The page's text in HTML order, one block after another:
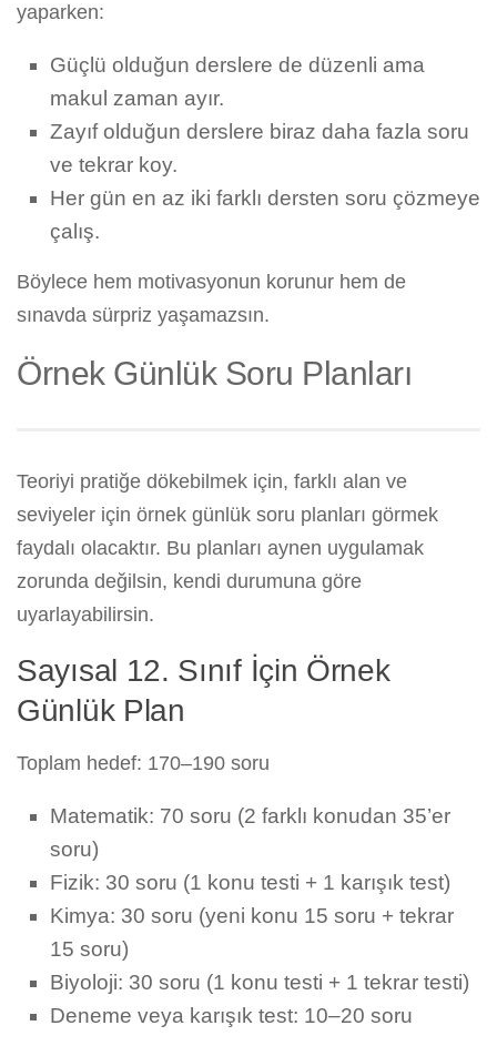
yaparken:
Güçlü olduğun derslere de düzenli ama
makul zaman ayır.
Zayıf olduğun derslere biraz daha fazla soru
ve tekrar koy.
Her gün en az iki farklı dersten soru çözmeye
çalış.
Böylece hem motivasyonun korunur hem de
sınavda sürpriz yaşamazsın.
Örnek Günlük Soru Planları
Teoriyi pratiğe dökebilmek için, farklı alan ve
seviyeler için örnek günlük soru planları görmek
faydalı olacaktır. Bu planları aynen uygulamak
zorunda değilsin, kendi durumuna göre
uyarlayabilirsin.
Sayısal 12. Sınıf İçin Örnek
Günlük Plan
Toplam hedef: 170–190 soru
Matematik: 70 soru (2 farklı konudan 35’er
soru)
Fizik: 30 soru (1 konu testi + 1 karışık test)
Kimya: 30 soru (yeni konu 15 soru + tekrar
15 soru)
Biyoloji: 30 soru (1 konu testi + 1 tekrar testi)
Deneme veya karışık test: 10–20 soru